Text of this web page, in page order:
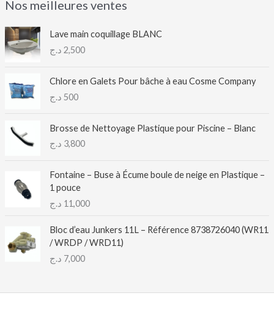
Nos meilleures ventes
Lave main coquillage BLANC
2,500 د.ج
Chlore en Galets Pour bâche à eau Cosme Company
500 د.ج
Brosse de Nettoyage Plastique pour Piscine – Blanc
3,800 د.ج
Fontaine – Buse à Écume boule de neige en Plastique –
1 pouce
11,000 د.ج
Bloc d’eau Junkers 11L – Référence 8738726040 (WR11
/ WRDP / WRD11)
7,000 د.ج